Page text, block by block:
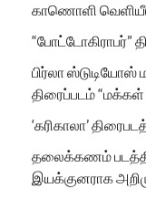
காணொளி
“போட்டோகிராபர்”
பிர்லா
திரைப்படம்
‘கரிகாலா’
தலைக்கணம்
இயக்குனராக